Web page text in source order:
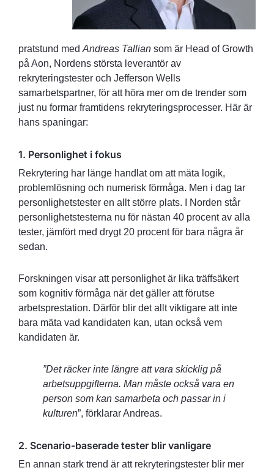
pratstund med Andreas Tallian som är Head of Growth
på Aon, Nordens största leverantör av
rekryteringstester och Jefferson Wells
samarbetspartner, för att höra mer om de trender som
just nu formar framtidens rekryteringsprocesser. Här är
hans spaningar:
1. Personlighet i fokus
Rekrytering har länge handlat om att mäta logik,
problemlösning och numerisk förmåga. Men i dag tar
personlighetstester en allt större plats. I Norden står
personlighetstesterna nu för nästan 40 procent av alla
tester, jämfört med drygt 20 procent för bara några år
sedan.
Forskningen visar att personlighet är lika träffsäkert
som kognitiv förmåga när det gäller att förutse
arbetsprestation. Därför blir det allt viktigare att inte
bara mäta vad kandidaten kan, utan också vem
kandidaten är.
”Det räcker inte längre att vara skicklig på
arbetsuppgifterna. Man måste också vara en
person som kan samarbeta och passar in i
kulturen”, förklarar Andreas.
2. Scenario-baserade tester blir vanligare
En annan stark trend är att rekryteringstester blir mer